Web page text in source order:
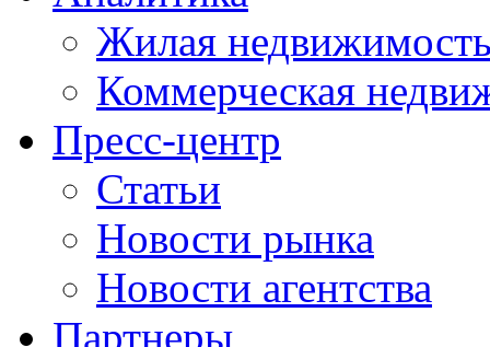
Жилая
Коммерческая
Пресс-центр
Статьи
Новости рынка
Новости агентства
Партнеры